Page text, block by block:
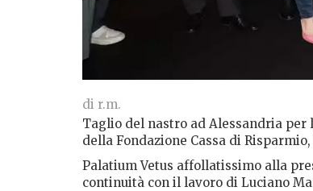
di r.m.
Taglio del nastro ad Alessandria
della Fondazione Cassa di
Palatium Vetus affollatissimo alla
continuità con il lavoro di Luciano